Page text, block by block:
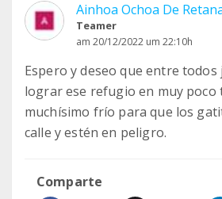
Ainhoa Ochoa De
Teamer
am 20/12/2022 um 22:10h
Espero y deseo que entre
lograr ese refugio en muy poco
muchísimo frío para que los
calle y estén en peligro.
Comparte